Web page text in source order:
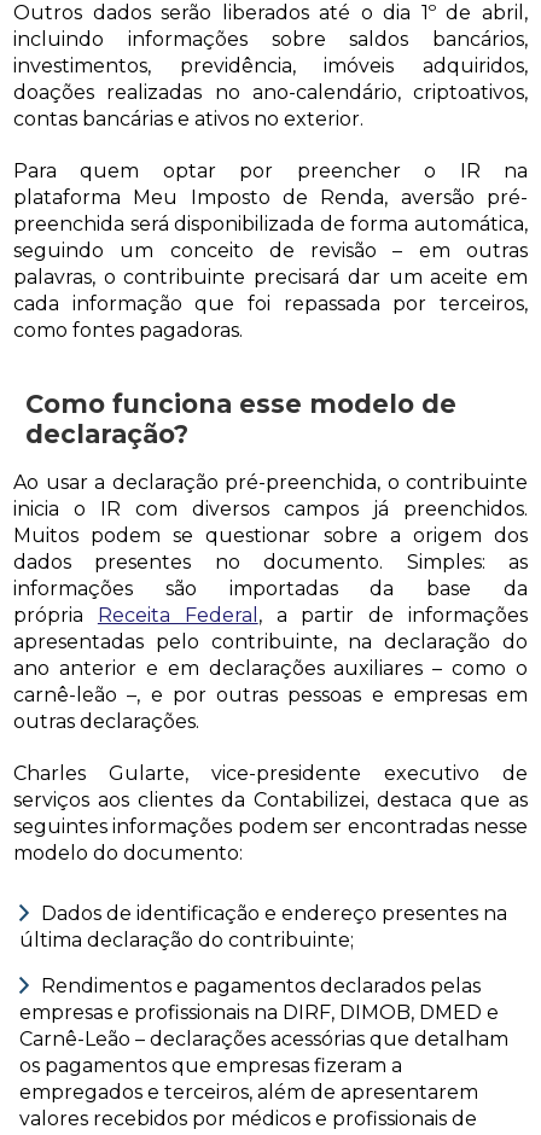
Outros dados serão liberados até o dia 1º de abril,
incluindo informações sobre saldos bancários,
investimentos, previdência, imóveis adquiridos,
doações realizadas no ano-calendário, criptoativos,
contas bancárias e ativos no exterior.
Para quem optar por preencher o IR na
plataforma Meu Imposto de Renda, aversão pré-
preenchida será disponibilizada de forma automática,
seguindo um conceito de revisão – em outras
palavras, o contribuinte precisará dar um aceite em
cada informação que foi repassada por terceiros,
como fontes pagadoras.
Como funciona esse modelo de
declaração?
Ao usar a declaração pré-preenchida, o contribuinte
inicia o IR com diversos campos já preenchidos.
Muitos podem se questionar sobre a origem dos
dados presentes no documento. Simples: as
informações são importadas da base da
própria Receita Federal , a partir de informações
apresentadas pelo contribuinte, na declaração do
ano anterior e em declarações auxiliares – como o
carnê-leão –, e por outras pessoas e empresas em
outras declarações.
Charles Gularte, vice-presidente executivo de
serviços aos clientes da Contabilizei, destaca que as
seguintes informações podem ser encontradas nesse
modelo do documento:
Dados de identificação e endereço presentes na
última declaração do contribuinte;
Rendimentos e pagamentos declarados pelas
empresas e profissionais na DIRF, DIMOB, DMED e
Carnê-Leão – declarações acessórias que detalham
os pagamentos que empresas fizeram a
empregados e terceiros, além de apresentarem
valores recebidos por médicos e profissionais de